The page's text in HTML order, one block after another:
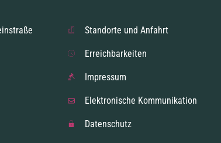
Standorte und Anfahrt
Erreichbarkeiten
Impressum
Elektronische Kommunikation
Datenschutz